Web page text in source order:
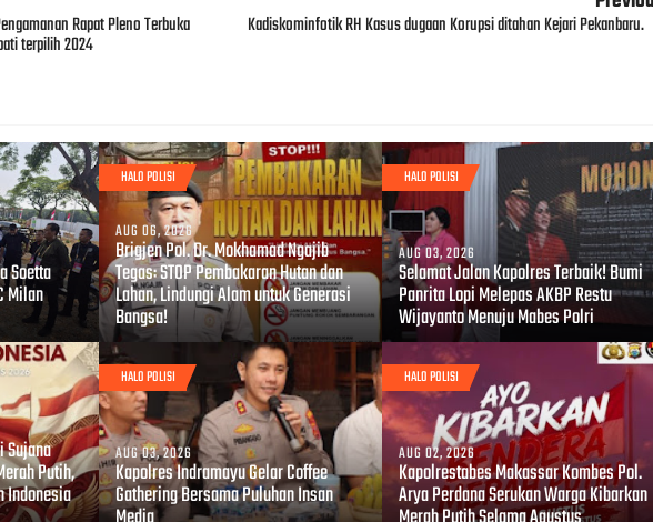
Rapat Pleno Terbuka
terpilih 2024
Kadiskominfotik RH Kasus dugaan Korupsi ditahan Kejari Pekanbaru.
Soetta
Milan
HALO POLISI
AUG 06, 2026
Brigjen Pol. Dr. Mokhamad Ngajib
Tegas: STOP Pembakaran Hutan dan
Lahan, Lindungi Alam untuk Generasi
Bangsa!
HALO POLISI
AUG 03, 2026
Selamat Jalan Kapolres Terbaik! Bumi
Panrita Lopi Melepas AKBP Restu
Wijayanto Menuju Mabes Polri
Sujana
Putih,
Indonesia
HALO POLISI
AUG 03, 2026
Kapolres Indramayu Gelar Coffee
Gathering Bersama Puluhan Insan
HALO POLISI
AUG 02, 2026
Kapolrestabes Makassar Kombes Pol.
Arya Perdana Serukan Warga Kibarkan